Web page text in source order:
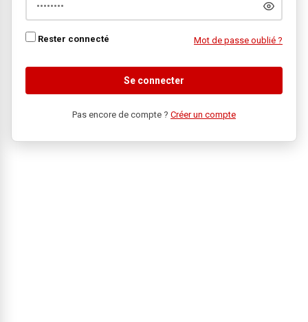
Rester connecté Mot de passe oublié ?
Se connecter
Pas encore de compte ? Créer un compte